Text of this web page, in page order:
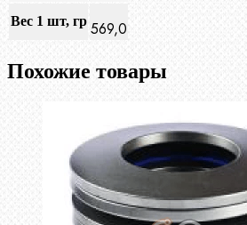
Вес 1 шт, гр 569,0
Похожие товары